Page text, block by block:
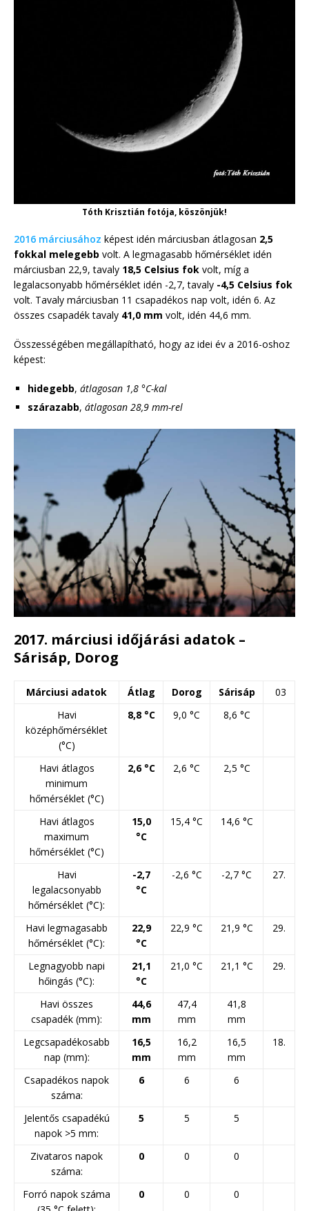
Tóth Krisztián fotója, köszönjük!
2016 márciusához képest idén márciusban átlagosan 2,5
fokkal melegebb volt. A legmagasabb hőmérséklet idén
márciusban 22,9, tavaly 18,5 Celsius fok volt, míg a
legalacsonyabb hőmérséklet idén -2,7, tavaly -4,5 Celsius fok
volt. Tavaly márciusban 11 csapadékos nap volt, idén 6. Az
összes csapadék tavaly 41,0 mm volt, idén 44,6 mm.
Összességében megállapítható, hogy az idei év a 2016-oshoz
képest:
hidegebb, átlagosan 1,8 °C-kal
szárazabb, átlagosan 28,9 mm-rel
2017. márciusi időjárási adatok –
Sárisáp, Dorog
Márciusi adatok Átlag Dorog Sárisáp
03
Havi
középhőmérséklet
(°C)
8,8 °C 9,0 °C 8,6 °C
Havi átlagos
minimum
hőmérséklet (°C)
2,6 °C 2,6 °C 2,5 °C
Havi átlagos
maximum
hőmérséklet (°C)
15,0
°C
15,4 °C 14,6 °C
Havi
legalacsonyabb
hőmérséklet (°C):
-2,7
°C
-2,6 °C -2,7 °C 27.
Havi legmagasabb
hőmérséklet (°C):
22,9
°C
22,9 °C 21,9 °C 29.
Legnagyobb napi
hőingás (°C):
21,1
°C
21,0 °C 21,1 °C 29.
Havi összes
csapadék (mm):
44,6
mm
47,4
mm
41,8
mm
Legcsapadékosabb
nap (mm):
16,5
mm
16,2
mm
16,5
mm
18.
Csapadékos napok
száma:
6 6 6
Jelentős csapadékú
napok >5 mm:
5 5 5
Zivataros napok
száma:
0 0 0
Forró napok száma
0 0 0